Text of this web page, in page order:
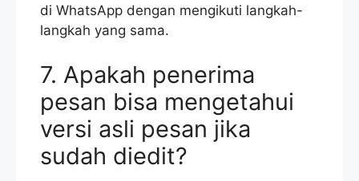
di WhatsApp dengan mengikuti langkah-
langkah yang sama.
7. Apakah penerima
pesan bisa mengetahui
versi asli pesan jika
sudah diedit?